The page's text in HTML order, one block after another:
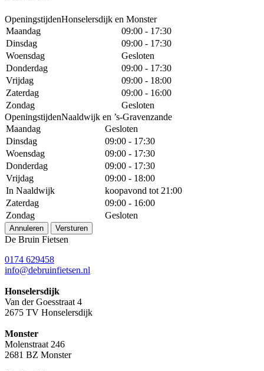
OpeningstijdenHonselersdijk en Monster
Maandag
09:00 - 17:30
Dinsdag
09:00 - 17:30
Woensdag
Gesloten
Donderdag
09:00 - 17:30
Vrijdag
09:00 - 18:00
Zaterdag
09:00 - 16:00
Zondag
Gesloten
OpeningstijdenNaaldwijk en ’s-Gravenzande
Maandag
Gesloten
Dinsdag
09:00 - 17:30
Woensdag
09:00 - 17:30
Donderdag
09:00 - 17:30
Vrijdag
09:00 - 18:00
In Naaldwijk
koopavond tot 21:00
Zaterdag
09:00 - 16:00
Zondag
Gesloten
Annuleren Versturen
De Bruin Fietsen
0174 629458
info@debruinfietsen.nl
Honselersdijk
Van der Goesstraat 4
2675 TV Honselersdijk
Monster
Molenstraat 246
2681 BZ Monster